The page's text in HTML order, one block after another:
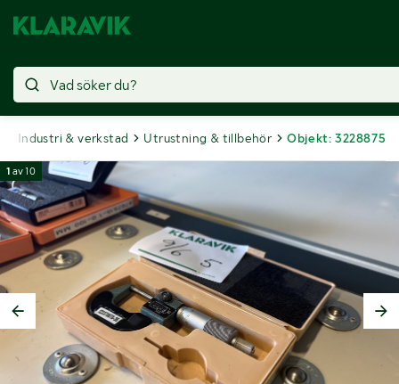
Industri & verkstad Utrustning & tillbehör Objekt: 3228875
1 av10